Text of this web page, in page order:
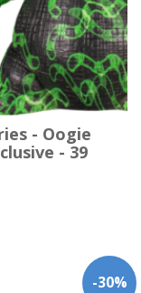
- Oogie
- 39
-30%